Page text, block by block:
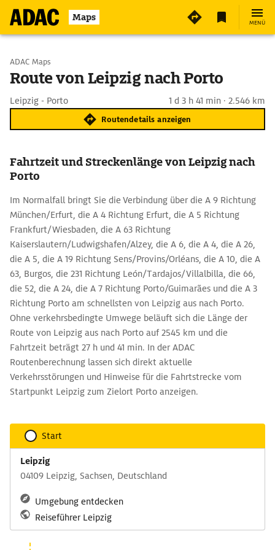
Maps MENÜ
Start wählen
ADAC Maps
Route von Leipzig nach Porto
Leipzig - Porto 1 d 3 h 41 min · 2.546 km
Routendetails anzeigen
Fahrtzeit und Streckenlänge von Leipzig nach
Porto
Im Normalfall bringt Sie die Verbindung über die A 9 Richtung
München/Erfurt, die A 4 Richtung Erfurt, die A 5 Richtung
Frankfurt/Wiesbaden, die A 63 Richtung
Kaiserslautern/Ludwigshafen/Alzey, die A 6, die A 4, die A 26,
die A 5, die A 19 Richtung Sens/Provins/Orléans, die A 10, die A
63, Burgos, die 231 Richtung León/Tardajos/Villalbilla, die 66,
die 52, die A 24, die A 7 Richtung Porto/Guimarães und die A 3
Richtung Porto am schnellsten von Leipzig aus nach Porto.
Ohne verkehrsbedingte Umwege beläuft sich die Länge der
Route von Leipzig aus nach Porto auf 2545 km und die
Fahrtzeit beträgt 27 h und 41 min. In der ADAC
Routenberechnung lassen sich direkt aktuelle
Verkehrsstörungen und Hinweise für die Fahrtstrecke vom
Startpunkt Leipzig zum Zielort Porto anzeigen.
Start
Leipzig
04109 Leipzig, Sachsen, Deutschland
Umgebung entdecken
Reiseführer Leipzig